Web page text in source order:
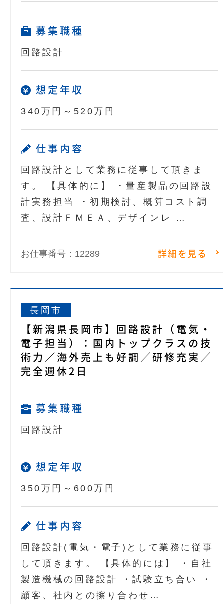
募集職種
回路設計
想定年収
340万円～520万円
仕事内容
回路設計として業務に従事して頂きま
す。 【具体的に】 ・量産製品の回路設
計実務担当 ・初期検討、概算コスト調
査、設計ＦＭＥＡ、デザインレ …
お仕事番号：12289 詳細を見る
長岡市
【新潟県長岡市】回路設計（電気・
電子担当）：国内トップクラスの技
術力／海外売上も好調／研修充実／
完全週休2日
募集職種
回路設計
想定年収
350万円～600万円
仕事内容
回路設計(電気・電子)として業務に従事
して頂きます。 【具体的には】 ・自社
製造機械の回路設計 ・試験立ち合い ・
顧客、社内との擦り合わせ…